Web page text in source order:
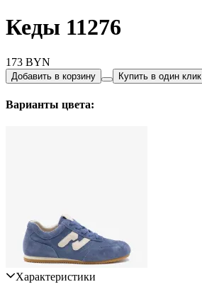
Кеды 11276
173 BYN
Добавить в корзину Купить в один клик
Варианты цвета:
Характеристики